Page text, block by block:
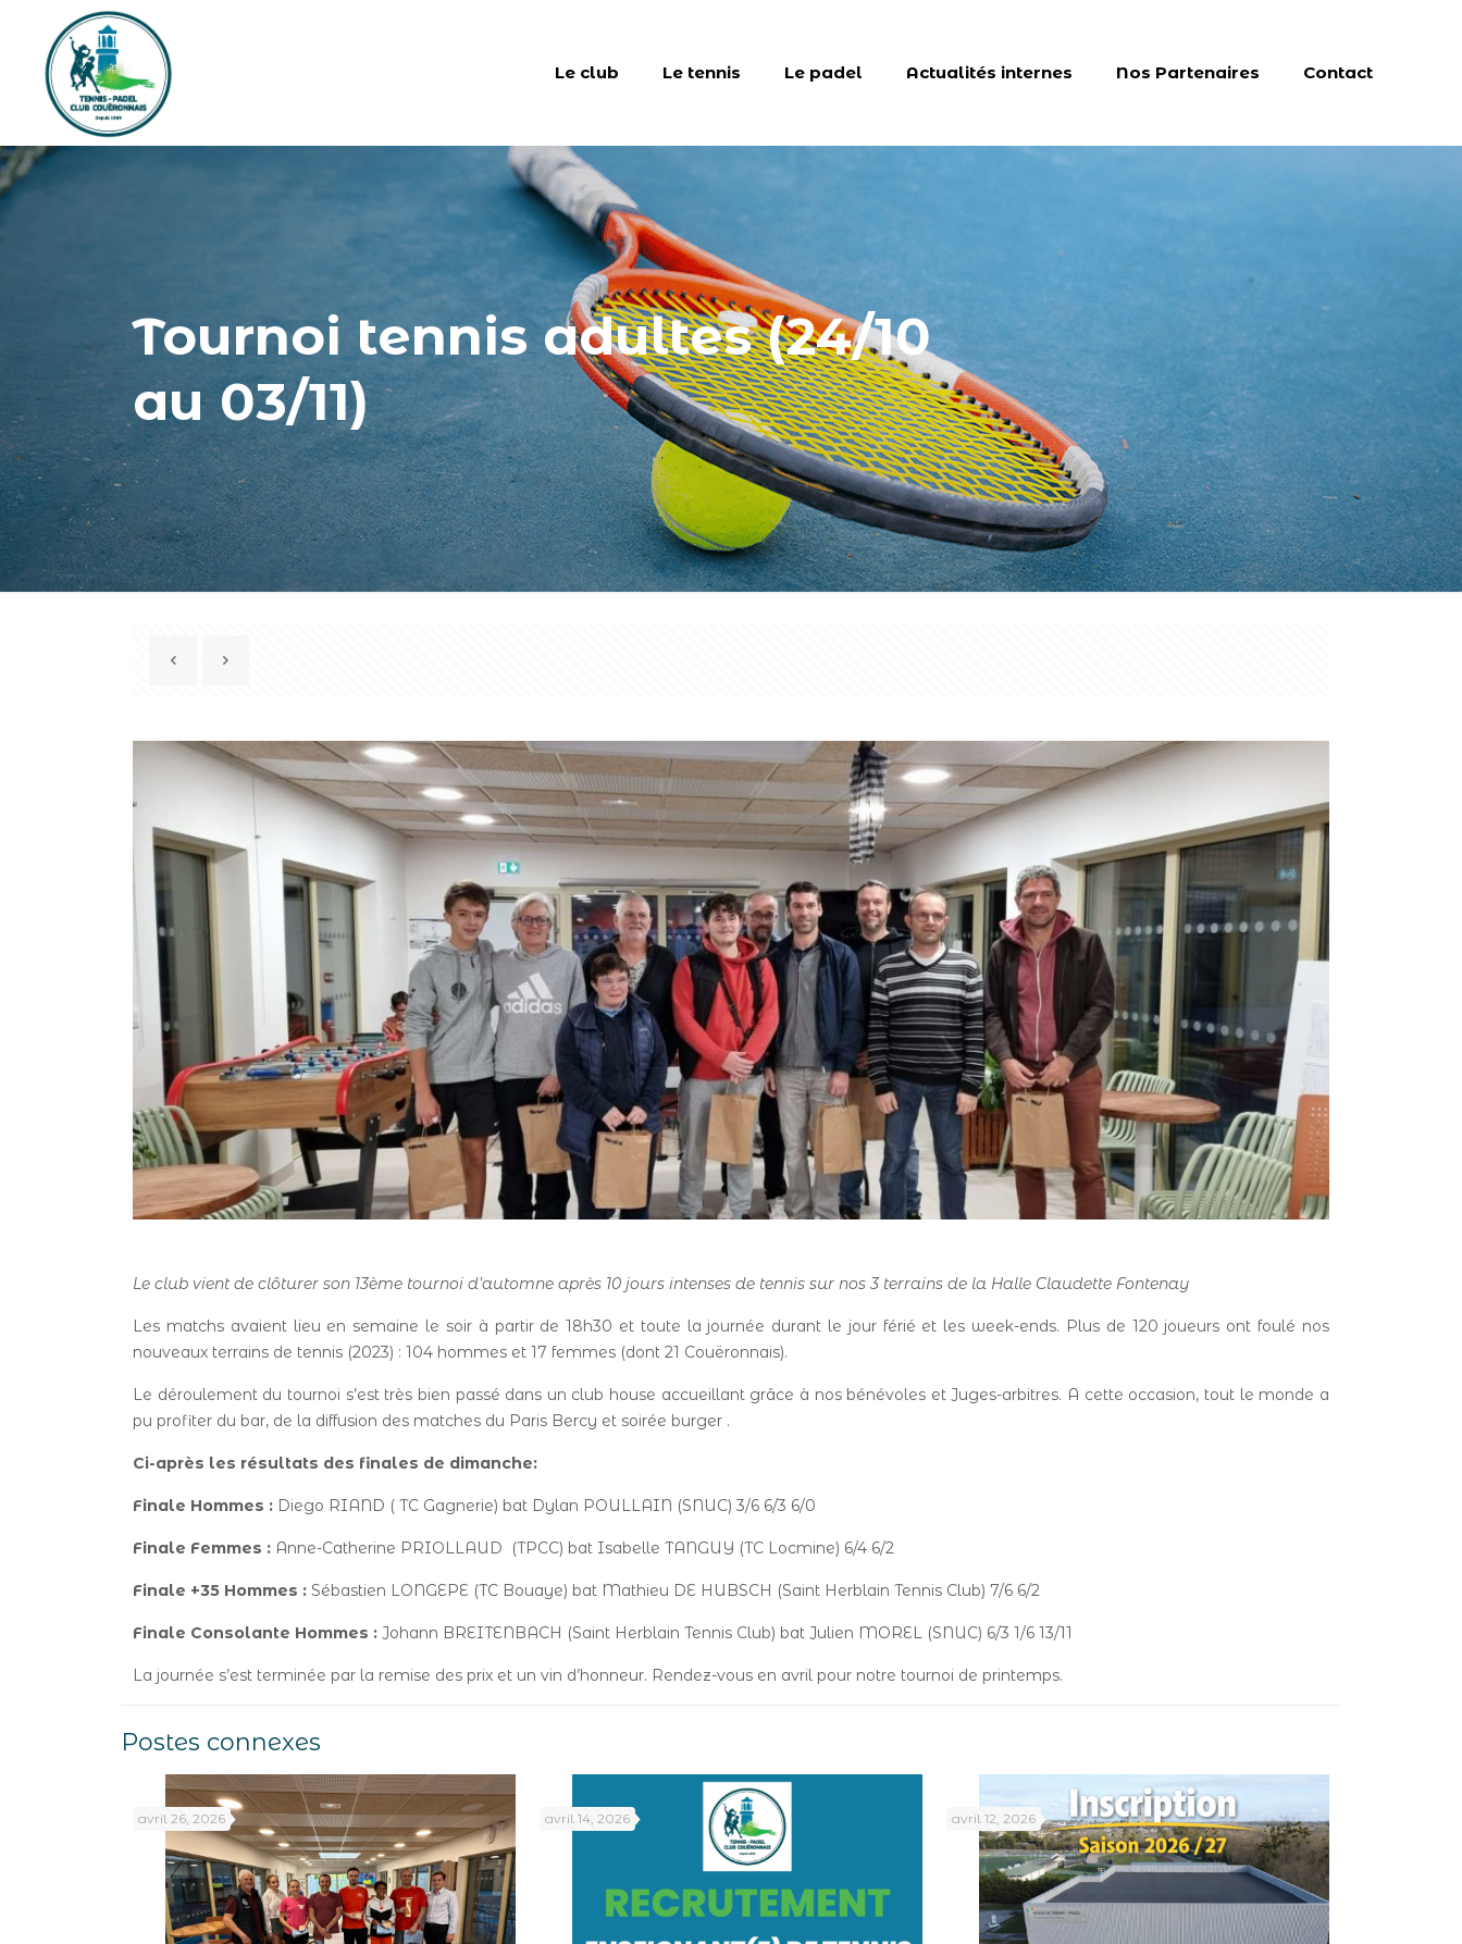
Le club Le tennis Le padel Actualités internes Nos Partenaires Contact
Tournoi tennis adultes (24/10
au 03/11)
Le club vient de clôturer son 13ème tournoi d’automne après 10 jours intenses de tennis sur nos 3 terrains de la Halle Claudette Fontenay
Les matchs avaient lieu en semaine le soir à partir de 18h30 et toute la journée durant le jour férié et les week-ends. Plus de 120 joueurs ont foulé nos
nouveaux terrains de tennis (2023) : 104 hommes et 17 femmes (dont 21 Couëronnais).
Le déroulement du tournoi s’est très bien passé dans un club house accueillant grâce à nos bénévoles et Juges-arbitres. A cette occasion, tout le monde a
pu profiter du bar, de la diffusion des matches du Paris Bercy et soirée burger .
Ci-après les résultats des finales de dimanche:
Finale Hommes : Diego RIAND ( TC Gagnerie) bat Dylan POULLAIN (SNUC) 3/6 6/3 6/0
Finale Femmes : Anne-Catherine PRIOLLAUD (TPCC) bat Isabelle TANGUY (TC Locmine) 6/4 6/2
Finale +35 Hommes : Sébastien LONGEPE (TC Bouaye) bat Mathieu DE HUBSCH (Saint Herblain Tennis Club) 7/6 6/2
Finale Consolante Hommes : Johann BREITENBACH (Saint Herblain Tennis Club) bat Julien MOREL (SNUC) 6/3 1/6 13/11
La journée s’est terminée par la remise des prix et un vin d’honneur. Rendez-vous en avril pour notre tournoi de printemps.
Postes connexes
avril 26, 2026 avril 14, 2026 avril 12, 2026